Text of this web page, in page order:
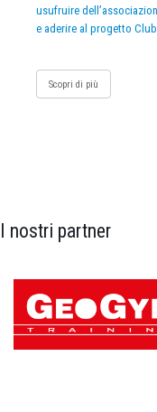
usufruire
e aderire al progetto
Scopri di più
I nostri partner